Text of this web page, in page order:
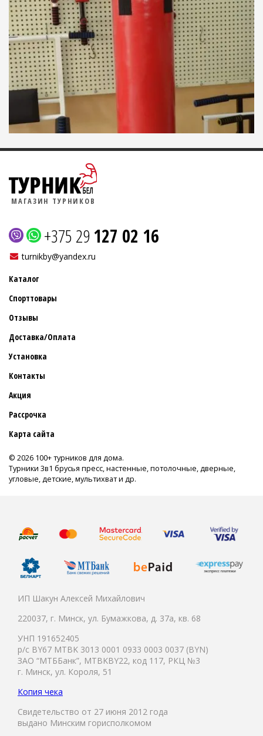
МАГАЗИН ТУРНИКОВ
+375 29127 02 16
turnikby@yandex.ru
Каталог
Спорттовары
Отзывы
Доставка/Оплата
Установка
Контакты
Акция
Рассрочка
Карта сайта
© 2026 100+ турников для дома.
Турники 3в1 брусья пресс, настенные, потолочные, дверные,
угловые, детские, мультихват и др.
ИП Шакун Алексей Михайлович
220037, г. Минск, ул. Бумажкова, д. 37а, кв. 68
УНП 191652405
р/с BY67 MTBK 3013 0001 0933 0003 0037 (BYN)
ЗАО “МТББанк”, MTBKBY22, код 117, РКЦ №3
г. Минск, ул. Короля, 51
Копия чека
Свидетельство от 27 июня 2012 года
выдано Минским горисполкомом